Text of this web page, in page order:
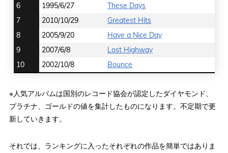
6
1995/6/27
These Days
7
2010/10/29
Greatest Hits
8
2005/9/20
Have a Nice Day
9
2007/6/8
Lost Highway
10
2002/10/8 Bounce
※人気アルバムは国別のレコード協会が認定したダイヤモンド、
プラチナ、ゴールドの値を集計したものになります。不定期で更
新していきます。
それでは、ランキングに入ったそれぞれの作品を簡単ではありま